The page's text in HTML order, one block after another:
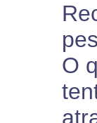
O